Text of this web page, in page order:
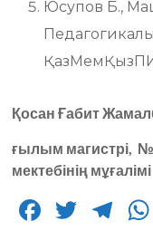
Юсупов Б.,
Қосан Ғабит
ғылым магистрі,
мектебінің мұғалімі
F
T
T